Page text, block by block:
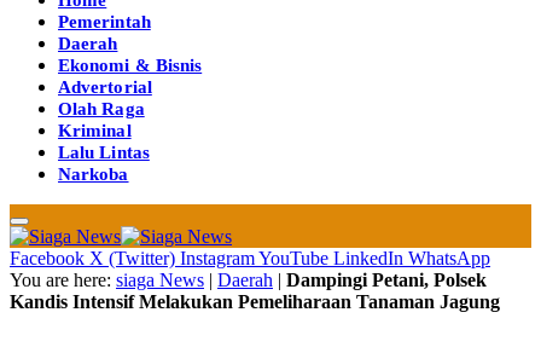
Pemerintah
Daerah
Ekonomi & Bisnis
Advertorial
Olah Raga
Kriminal
Lalu Lintas
Narkoba
Facebook X (Twitter) InstagramYouTube LinkedIn WhatsApp
You are here: siaga News | Daerah | Dampingi Petani, Polsek
Kandis Intensif Melakukan Pemeliharaan Tanaman Jagung